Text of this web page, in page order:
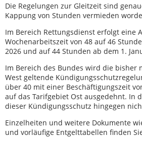
Die Regelungen zur Gleitzeit sind
Kappung von Stunden vermieden
Im Bereich Rettungsdienst erfolgt eine
Wochenarbeitszeit von 48 auf 46
2026 und auf 44 Stunden ab dem 1.
Im Bereich des Bundes wird die bisher
West geltende
über 40 mit einer Beschäftigungszeit
auf das Tarifgebiet Ost ausgedehnt. In
dieser Kündigungsschutz hingegen
Einzelheiten und weitere Dokumente
und vorläufige Entgelttabellen finden